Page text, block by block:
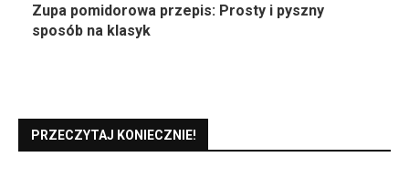
Zupa pomidorowa przepis: Prosty i pyszny
sposób na klasyk
PRZECZYTAJ KONIECZNIE!